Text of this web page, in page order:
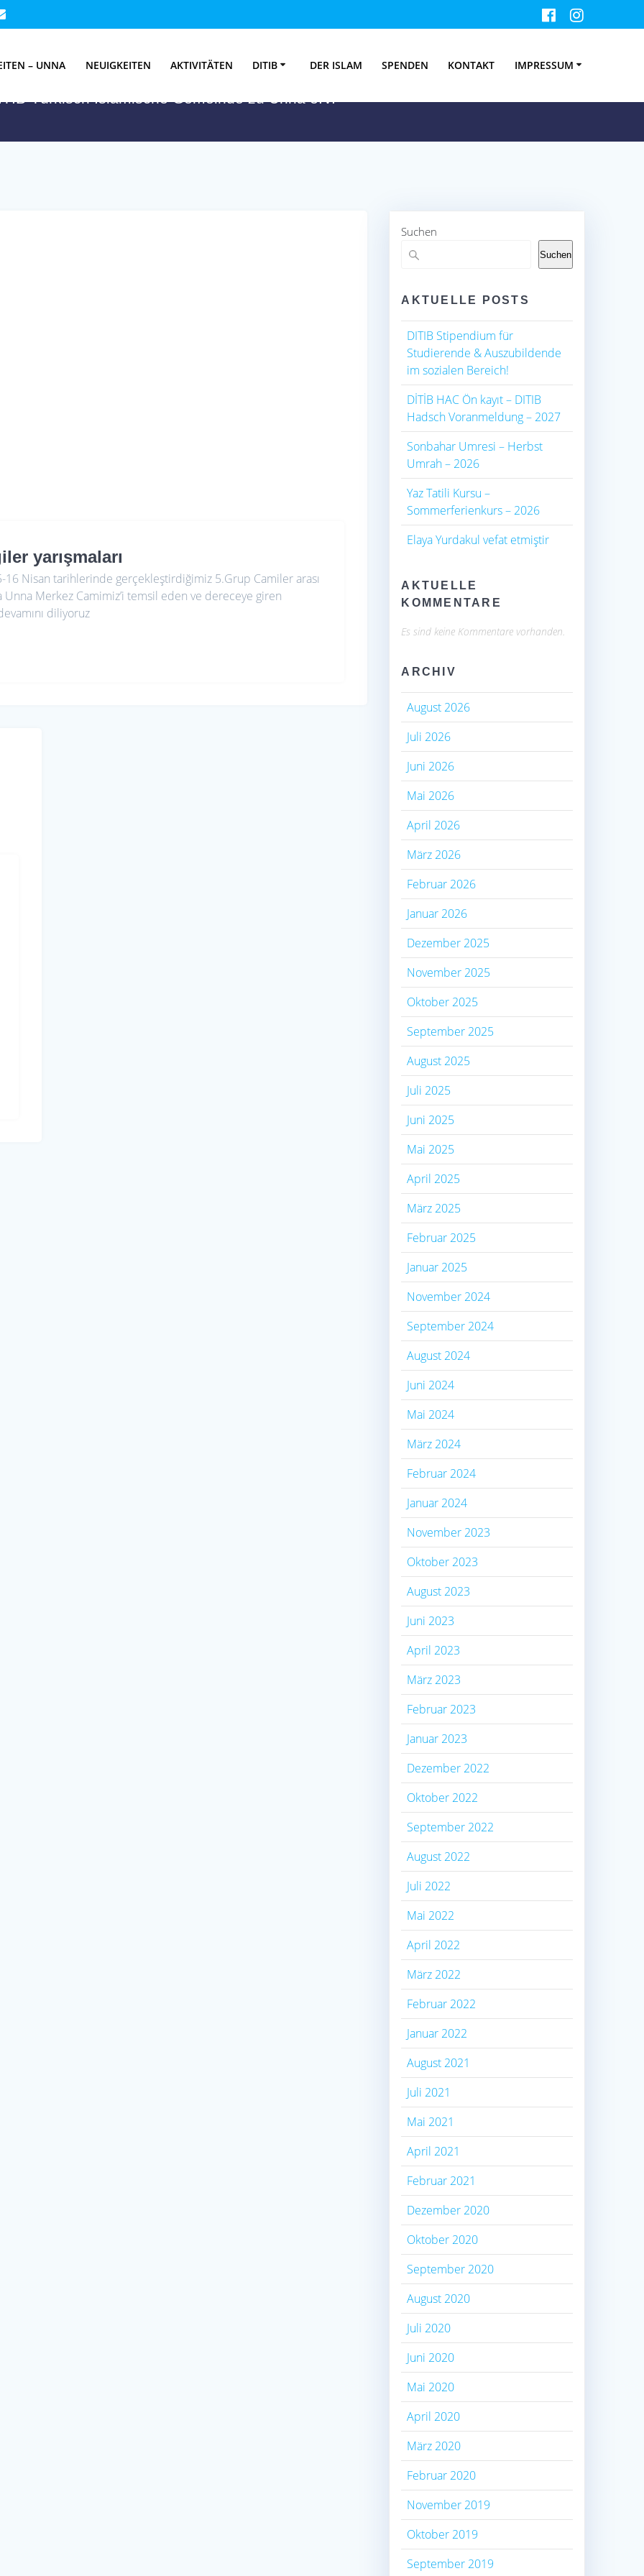
– UNNA NEUIGKEITEN AKTIVITÄTEN DITIB DER ISLAM SPENDEN KONTAKT IMPRESSUM
Metin Kara
Türkisch Islamische Gemeinde zu Unna e.V.
yarışmaları
16 Nisan tarihlerinde gerçekleştirdiğimiz 5.Grup Camiler arası
Unna Merkez Camimiz’i temsil eden ve dereceye giren
diliyoruz
Suchen
Suchen
AKTUELLE POSTS
DITIB Stipendium für
Studierende & Auszubildende
im sozialen Bereich!
DİTİB HAC Ön kayıt – DITIB
Hadsch Voranmeldung – 2027
Sonbahar Umresi – Herbst
Umrah – 2026
Yaz Tatili Kursu –
Sommerferienkurs – 2026
Elaya Yurdakul vefat etmiştir
AKTUELLE
KOMMENTARE
Es sind keine Kommentare vorhanden.
ARCHIV
August 2026
Juli 2026
Juni 2026
Mai 2026
April 2026
März 2026
Februar 2026
Januar 2026
Dezember 2025
November 2025
Oktober 2025
September 2025
August 2025
Juli 2025
Juni 2025
Mai 2025
April 2025
März 2025
Februar 2025
Januar 2025
November 2024
September 2024
August 2024
Juni 2024
Mai 2024
März 2024
Februar 2024
Januar 2024
November 2023
Oktober 2023
August 2023
Juni 2023
April 2023
März 2023
Februar 2023
Januar 2023
Dezember 2022
Oktober 2022
September 2022
August 2022
Juli 2022
Mai 2022
April 2022
März 2022
Februar 2022
Januar 2022
August 2021
Juli 2021
Mai 2021
April 2021
Februar 2021
Dezember 2020
Oktober 2020
September 2020
August 2020
Juli 2020
Juni 2020
Mai 2020
April 2020
März 2020
Februar 2020
November 2019
Oktober 2019
September 2019